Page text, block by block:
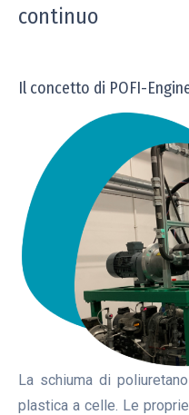
continuo
Il concetto di POFI-
La schiuma di
plastica a celle. Le